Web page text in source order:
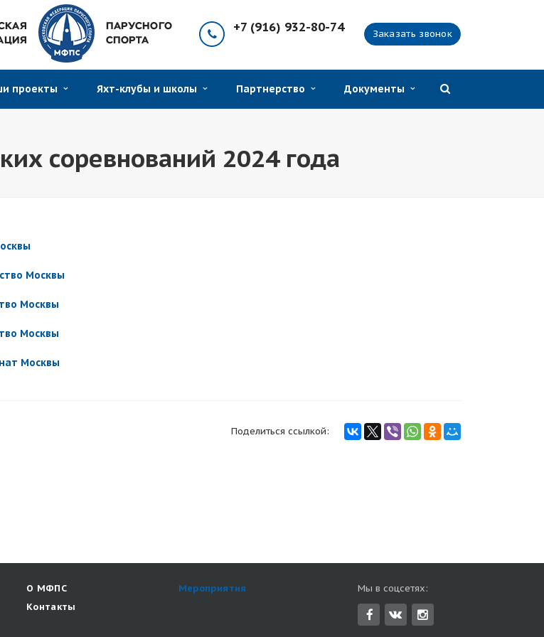
Заказать звонок
+7 (916) 932-80-74
проекты Яхт-клубы и школы Партнерство Документы
соревнований 2024 года
Москвы
Москвы
Москвы
Москвы
Поделиться ссылкой:
О МФПС
Мероприятия
Контакты
Мы в соцсетях: